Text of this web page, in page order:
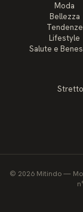
Moda
Bellezza
Tendenze
Lifestyle
Salute e
© 2026 Mitindo—